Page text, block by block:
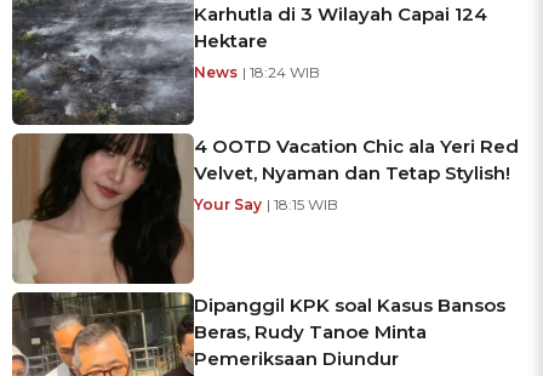
Karhutla di 3 Wilayah Capai 124
Hektare
News | 18:24 WIB
4 OOTD Vacation Chic ala Yeri Red
Velvet, Nyaman dan Tetap Stylish!
Your Say | 18:15 WIB
Dipanggil KPK soal Kasus Bansos
Beras, Rudy Tanoe Minta
Pemeriksaan Diundur